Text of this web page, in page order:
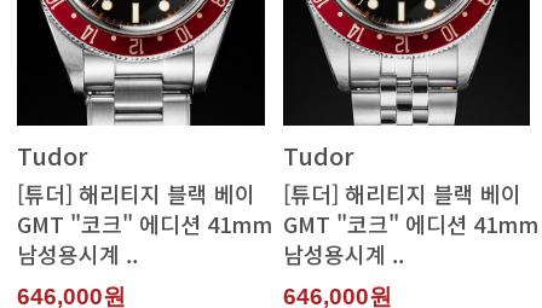
Tudor
남성용시계 ..
646,000원
Tudor
남성용시계 ..
646,000원